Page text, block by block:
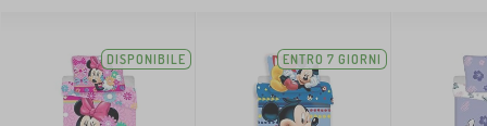
DISPONIBILE ENTRO 7 GIORNI